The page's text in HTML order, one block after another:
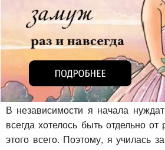
В независимости я начала
всегда хотелось быть отдельно
этого всего. Поэтому, я училась